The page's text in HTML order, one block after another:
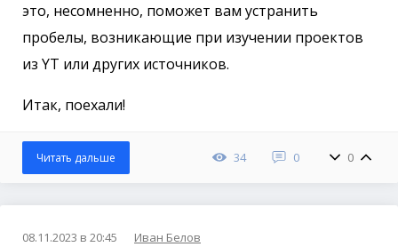
это, несомненно, поможет вам устранить
пробелы, возникающие при изучении проектов
из YT или других источников.
Итак, поехали!
34 0 0
Читать дальше
08.11.2023 в 20:45 Иван Белов